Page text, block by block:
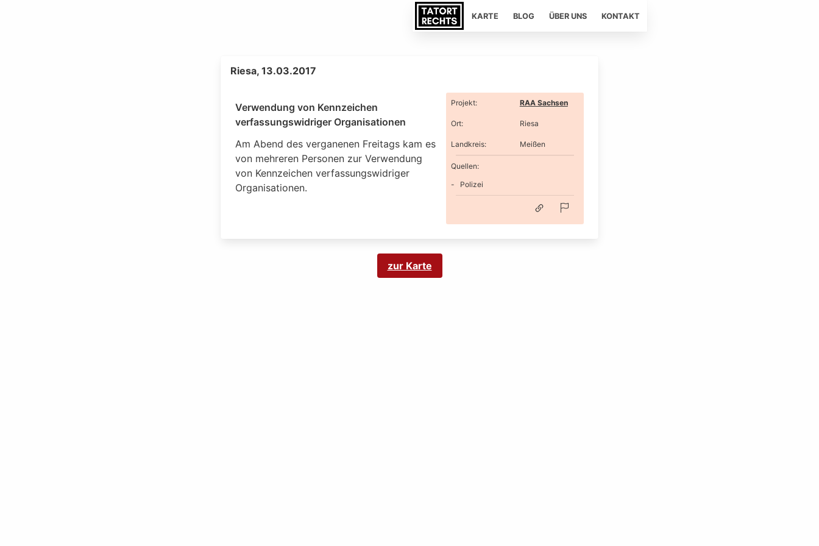
KARTE BLOG ÜBER UNS KONTAKT
Riesa, 13.03.2017
Verwendung von Kennzeichen
verfassungswidriger Organisationen
Am Abend des verganenen Freitags kam es
von mehreren Personen zur Verwendung
von Kennzeichen verfassungswidriger
Organisationen.
Projekt: RAA Sachsen
Ort: Riesa
Landkreis: Meißen
Quellen:
Polizei
zur Karte